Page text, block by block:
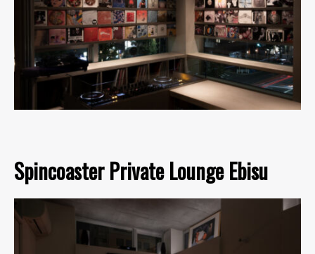
Spincoaster Private Lounge Ebisu